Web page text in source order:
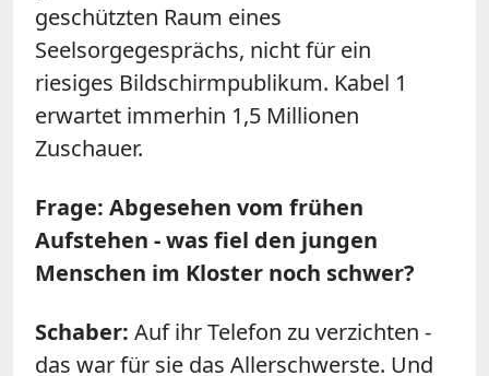
geschützten Raum eines
Seelsorgegesprächs, nicht für ein
riesiges Bildschirmpublikum. Kabel 1
erwartet immerhin 1,5 Millionen
Zuschauer.
Frage: Abgesehen vom frühen
Aufstehen - was fiel den jungen
Menschen im Kloster noch schwer?
Schaber: Auf ihr Telefon zu verzichten -
das war für sie das Allerschwerste. Und